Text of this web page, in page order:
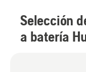
Selección
a batería